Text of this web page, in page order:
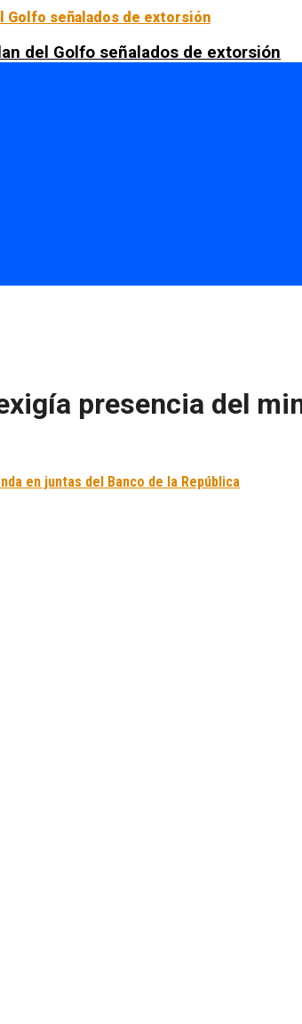
del Golfo señalados de extorsión
presencia del